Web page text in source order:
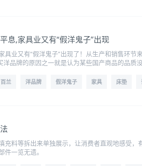
息,家具业又有“假洋鬼子”出现
具业又有“假洋鬼子”出现了！从生产和销售环
品牌的原因之一就是认为某些国产商品的品质没
百兰 洋品牌 假洋鬼子 家具 床垫
充料等拆出来单独展示，让消费者直观地感受
一览无遗。